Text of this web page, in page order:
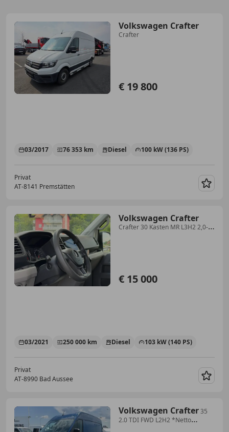
Volkswagen Crafter
Crafter
€ 19 800
03/2017 76 353 km Diesel 100 kW (136 PS)
Privat
AT-8141 Premstätten
Volkswagen Crafter
Crafter 30 Kasten MR L3H2 2,0-I-
€ 15 000
03/2021 250 000 km Diesel 103 kW (140 PS)
Privat
AT-8990 Bad Aussee
Volkswagen Crafter35
2.0 TDI FWD L2H2 *Netto